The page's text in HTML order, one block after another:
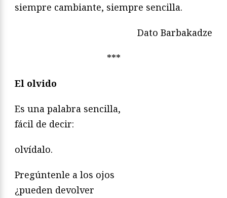
siempre cambiante, siempre sencilla.
Dato Barbakadze
***
El olvido
Es una palabra sencilla,
fácil de decir:
olvídalo.
Pregúntenle a los ojos
¿pueden devolver